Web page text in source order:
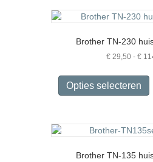
Brother TN-230
€29,50 - €
Opties selecteren
Brother TN-135